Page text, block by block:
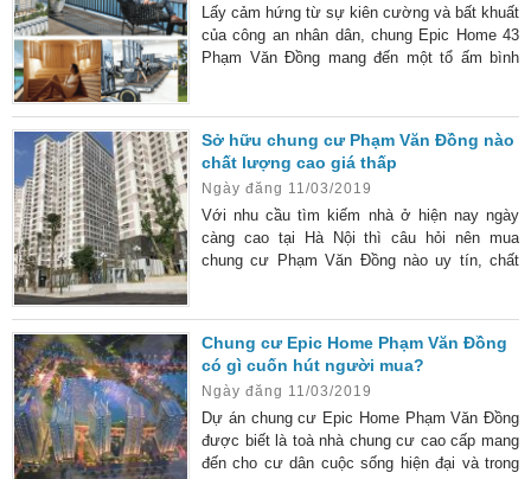
Lấy cảm hứng từ sự kiên cường và bất khuất
của công an nhân dân, chung Epic Home 43
Phạm Văn Đồng mang đến một tổ ấm bình
phía Tây của thủ đô. Với ưu điểm được
hưởng lại hệ thống tiện ích nội khu đồng bộ,
dự án xứng đáng trở thành chốn an cư lý
tưởng cho mọi người. Điểm làm
Sở hữu chung cư Phạm Văn Đồng nào
chất lượng cao giá thấp
Ngày đăng 11/03/2019
Với nhu cầu tìm kiếm nhà ở hiện nay ngày
càng cao tại Hà Nội thì câu hỏi nên mua
chung cư Phạm Văn Đồng nào uy tín, chất
với mức giá thấp. Chỉ cần bạn đăng ký tham
khảo các mẫu chung cư mà mình mong muốn
là có thể dễ dàng đặt mua và đến để thăm
quan các
Chung cư Epic Home Phạm Văn Đồng
có gì cuốn hút người mua?
Ngày đăng 11/03/2019
Dự án chung cư Epic Home Phạm Văn Đồng
được biết là toà nhà chung cư cao cấp mang
đến cho cư dân cuộc sống hiện đại và trong